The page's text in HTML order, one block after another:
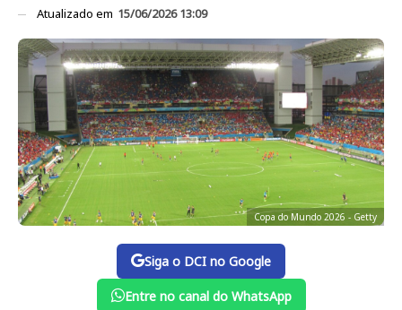
Atualizado em 15/06/2026 13:09
Copa do Mundo 2026 - Getty
Siga o DCI no Google
Entre no canal do WhatsApp